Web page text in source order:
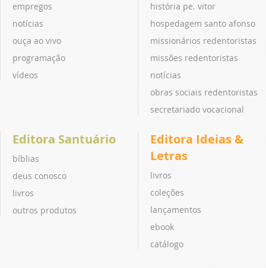
empregos
notícias
ouça ao vivo
programação
vídeos
história pe. vitor
hospedagem santo afonso
missionários redentoristas
missões redentoristas
notícias
obras sociais redentoristas
secretariado vocacional
Editora Santuário
bíblias
deus conosco
livros
outros produtos
Editora Ideias &
Letras
livros
coleções
lançamentos
ebook
catálogo